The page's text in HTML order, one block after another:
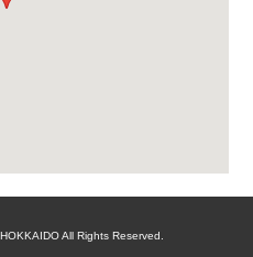
All Rights Reserved.